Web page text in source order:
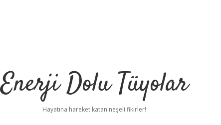
Enerji Dolu Tüyolar
Hayatına hareket katan neşeli fikirler!